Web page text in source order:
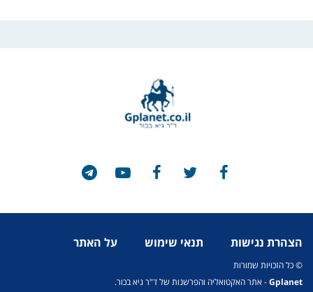
הצהרת נגישות תנאי שימוש על האתר
© כל הזכויות שמורות
Gplanet- אתר האקטואליה והפרשנות של ד"ר גיא בכור.